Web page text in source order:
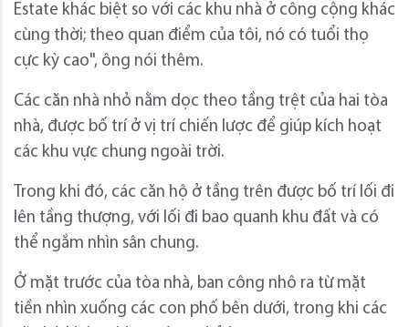
Estate khác biệt so với các khu nhà ở công cộng khác
cùng thời; theo quan điểm của tôi, nó có tuổi thọ
cực kỳ cao", ông nói thêm.
Các căn nhà nhỏ nằm dọc theo tầng trệt của hai tòa
nhà, được bố trí ở vị trí chiến lược để giúp kích hoạt
các khu vực chung ngoài trời.
Trong khi đó, các căn hộ ở tầng trên được bố trí lối đi
lên tầng thượng, với lối đi bao quanh khu đất và có
thể ngắm nhìn sân chung.
Ở mặt trước của tòa nhà, ban công nhô ra từ mặt
tiền nhìn xuống các con phố bên dưới, trong khi các